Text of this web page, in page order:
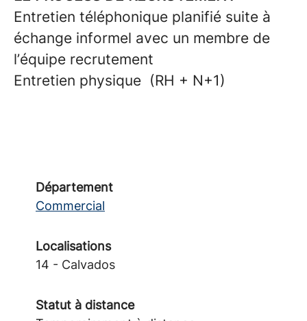
Entretien téléphonique planifié suite à
échange informel avec un membre de
l’équipe recrutement
Entretien physique (RH + N+1)
Département
Commercial
Localisations
14 - Calvados
Statut à distance